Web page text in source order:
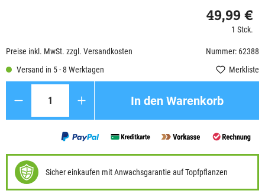
49,99 €
1 Stck.
Preise inkl. MwSt. zzgl. Versandkosten
Nummer: 62388
Versand in 5 - 8 Werktagen
Merkliste
In den Warenkorb
Sicher einkaufen mit Anwachsgarantie auf Topfpflanzen